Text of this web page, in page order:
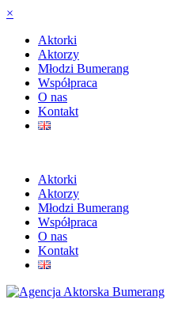
×
Aktorki
Aktorzy
Młodzi Bumerang
Współpraca
O nas
Kontakt
Aktorki
Aktorzy
Młodzi Bumerang
Współpraca
O nas
Kontakt